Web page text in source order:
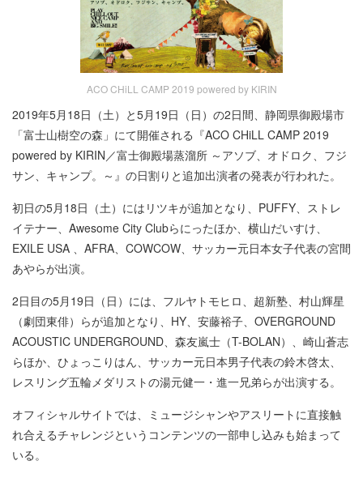
ACO CHiLL CAMP 2019 powered by KIRIN
2019年5月18日（土）と5月19日（日）の2日間、静岡県御殿場市
「富士山樹空の森」にて開催される『ACO CHiLL CAMP 2019
powered by KIRIN／富士御殿場蒸溜所 ～アソブ、オドロク、フジ
サン、キャンプ。～』の日割りと追加出演者の発表が行われた。
初日の5月18日（土）にはリツキが追加となり、PUFFY、ストレ
イテナー、Awesome City Clubらにったほか、横山だいすけ、
EXILE USA 、AFRA、COWCOW、サッカー元日本女子代表の宮間
あやらが出演。
2日目の5月19日（日）には、フルヤトモヒロ、超新塾、村山輝星
（劇団東俳）らが追加となり、HY、安藤裕子、OVERGROUND
ACOUSTIC UNDERGROUND、森友嵐士（T-BOLAN）、崎山蒼志
らほか、ひょっこりはん、サッカー元日本男子代表の鈴木啓太、
レスリング五輪メダリストの湯元健一・進一兄弟らが出演する。
オフィシャルサイトでは、ミュージシャンやアスリートに直接触
れ合えるチャレンジというコンテンツの一部申し込みも始まって
いる。